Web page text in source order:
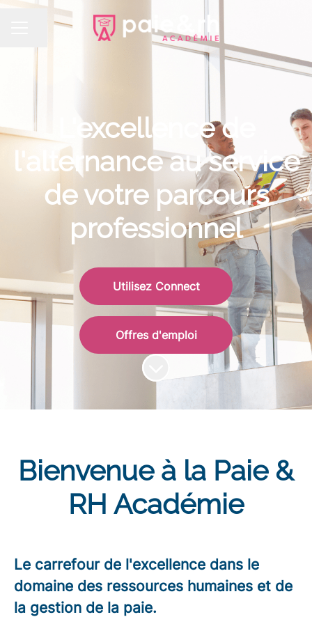
MENU CARRIÈRE
Partager la page
L'excellence de
l'alternance au service
de votre parcours
professionnel
Utilisez Connect
Offres d'emploi
Faire défiler jusqu'au contenu
Bienvenue à la Paie &
RH Académie
Le carrefour de l'excellence dans le
domaine des ressources humaines et de
la gestion de la paie.